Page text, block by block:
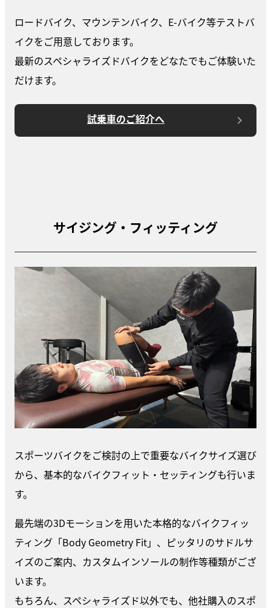
ロードバイク、マウンテンバイク、E-バイク等テストバ
イクをご用意しております。
最新のスペシャライズドバイクをどなたでもご体験いた
だけます。
試乗車のご紹介へ
サイジング・フィッティング
スポーツバイクをご検討の上で重要なバイクサイズ選び
から、基本的なバイクフィット・セッティングも行いま
す。
最先端の3Dモーションを用いた本格的なバイクフィッ
ティング「Body Geometry Fit」、ピッタリのサドルサ
イズのご案内、カスタムインソールの制作等種類がござ
います。
もちろん、スペシャライズド以外でも、他社購入のスポ